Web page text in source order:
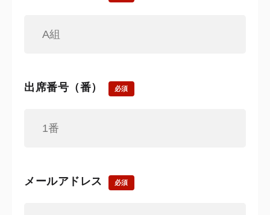
出席番号（番） 必須
メールアドレス 必須